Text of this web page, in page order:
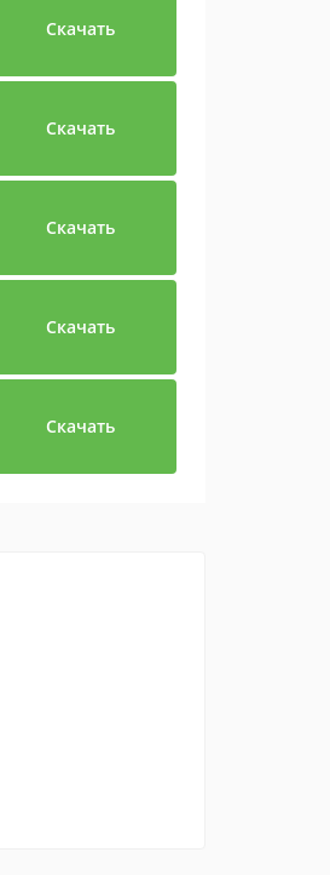
Скачать
Скачать
Скачать
Скачать
Скачать